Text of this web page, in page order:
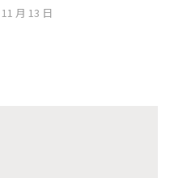
月 13 日